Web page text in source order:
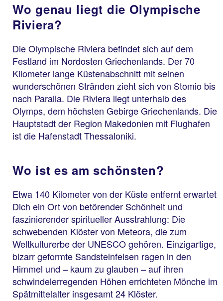
Wo genau liegt die Olympische
Riviera?
Die Olympische Riviera befindet sich auf dem
Festland im Nordosten Griechenlands. Der 70
Kilometer lange Küstenabschnitt mit seinen
wunderschönen Stränden zieht sich von Stomio bis
nach Paralia. Die Riviera liegt unterhalb des
Olymps, dem höchsten Gebirge Griechenlands. Die
Hauptstadt der Region Makedonien mit Flughafen
ist die Hafenstadt Thessaloniki.
Wo ist es am schönsten?
Etwa 140 Kilometer von der Küste entfernt erwartet
Dich ein Ort von betörender Schönheit und
faszinierender spiritueller Ausstrahlung: Die
schwebenden Klöster von Meteora, die zum
Weltkulturerbe der UNESCO gehören. Einzigartige,
bizarr geformte Sandsteinfelsen ragen in den
Himmel und – kaum zu glauben – auf ihren
schwindelerregenden Höhen errichteten Mönche im
Spätmittelalter insgesamt 24 Klöster.